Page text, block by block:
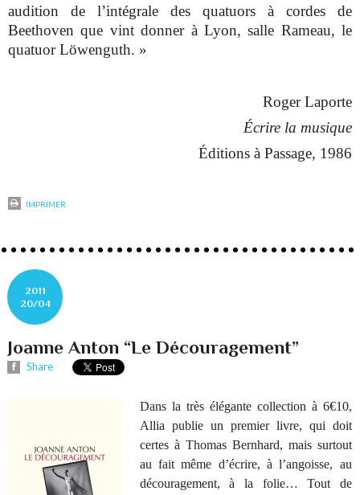
audition de l’intégrale des quatuors à cordes de
Beethoven que vint donner à Lyon, salle Rameau, le
quatuor Löwenguth. »
Roger Laporte
Écrire la musique
Éditions à Passage, 1986
IMPRIMER
2011
20/04
Joanne Anton “Le Découragement”
Share
Dans la très élégante collection à 6€10,
Allia publie un premier livre, qui doit
certes à Thomas Bernhard, mais surtout
au fait même d’écrire, à l’angoisse, au
découragement, à la folie… Tout de